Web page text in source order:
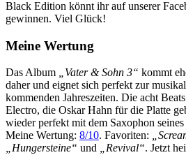
Black Edition könnt ihr auf unserer
gewinnen. Viel Glück!
Meine Wertung
Das Album „Vater & Sohn 3“ kommt
daher und eignet sich perfekt zur
kommenden Jahreszeiten. Die acht
Electro, die Oskar Hahn für die Platte
wieder perfekt mit dem Saxophon
Meine Wertung: 8/10. Favoriten:
„Hungersteine“ und „Revival“. Jetzt